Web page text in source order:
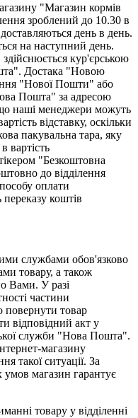
"Магазин кормів
зроблений до 10.30 в
день в день.
на наступний день.
здійснюється кур'єрською
Достака "Новою
"Нової Пошти" або
Пошта" за адресою
наші менеджери можуть
відставку, оскільки
пакувальна тара, яку
вартість
"Безкоштовна
до відділення
оплати
коштів
службами обов'язково
товару, а також
Вами. У разі
частини
повернути товар
відповідний акт у
служби "Нова Пошта".
магазину
такої ситуації. За
магазин гарантує
товару у відділенні